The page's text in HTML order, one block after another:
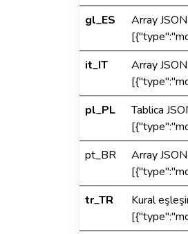
gl_ES
Array
it_IT
Array
pl_PL
Tablica
pt_BR
Array
tr_TR
Kural